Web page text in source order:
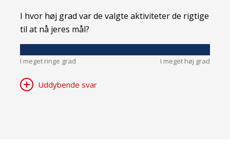
I hvor høj grad var de valgte aktiviteter de rigtige
til at nå jeres mål?
I meget ringe grad I meget høj grad
Uddybende svar